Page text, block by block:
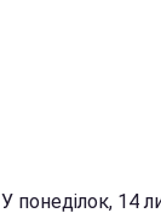
У понеділок, 14